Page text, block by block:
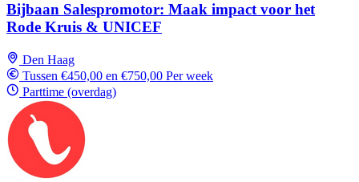
Bijbaan Salespromotor: Maak impact voor het
Rode Kruis & UNICEF
Den Haag
Tussen €450,00 en €750,00 Per week
Parttime (overdag)